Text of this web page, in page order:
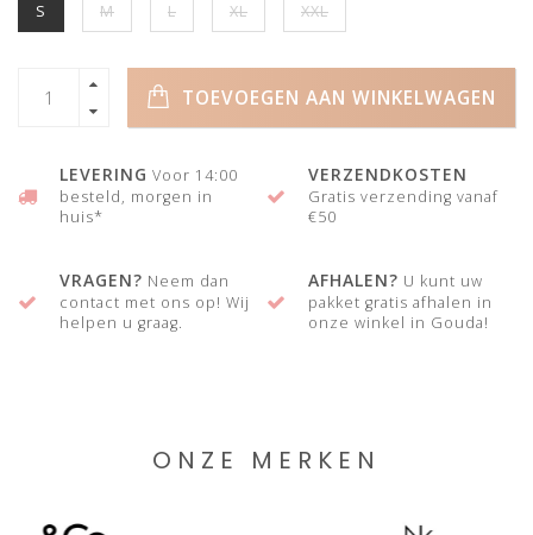
S M L XL XXL
TOEVOEGEN AAN WINKELWAGEN
LEVERING Voor 14:00
besteld, morgen in
huis*
VERZENDKOSTEN
Gratis verzending vanaf
€50
VRAGEN? Neem dan
contact met ons op! Wij
helpen u graag.
AFHALEN? U kunt uw
pakket gratis afhalen in
onze winkel in Gouda!
ONZE MERKEN